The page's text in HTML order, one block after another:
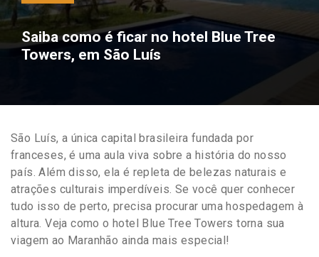
Saiba como é ficar no hotel Blue Tree
Towers, em São Luís
São Luís, a única capital brasileira fundada por
franceses, é uma aula viva sobre a história do nosso
país. Além disso, ela é repleta de belezas naturais e
atrações culturais imperdíveis. Se você quer conhecer
tudo isso de perto, precisa procurar uma hospedagem à
altura. Veja como o hotel Blue Tree Towers torna sua
viagem ao Maranhão ainda mais especial!